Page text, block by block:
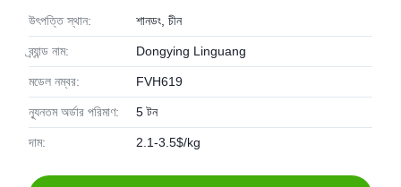
উৎপত্তি স্থান: শানডং, চীন
ব্র্যান্ড নাম: Dongying Linguang
মডেল নম্বর: FVH619
ন্যূনতম অর্ডার পরিমাণ: 5 টন
দাম: 2.1-3.5$/kg